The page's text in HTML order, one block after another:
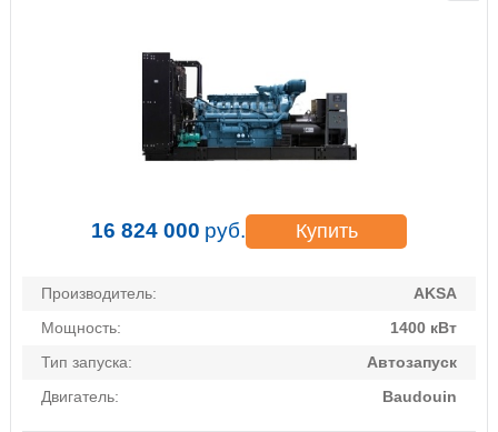
16 824 000 руб. Купить
Производитель:
AKSA
Мощность:
1400 кВт
Тип запуска:
Автозапуск
Двигатель:
Baudouin